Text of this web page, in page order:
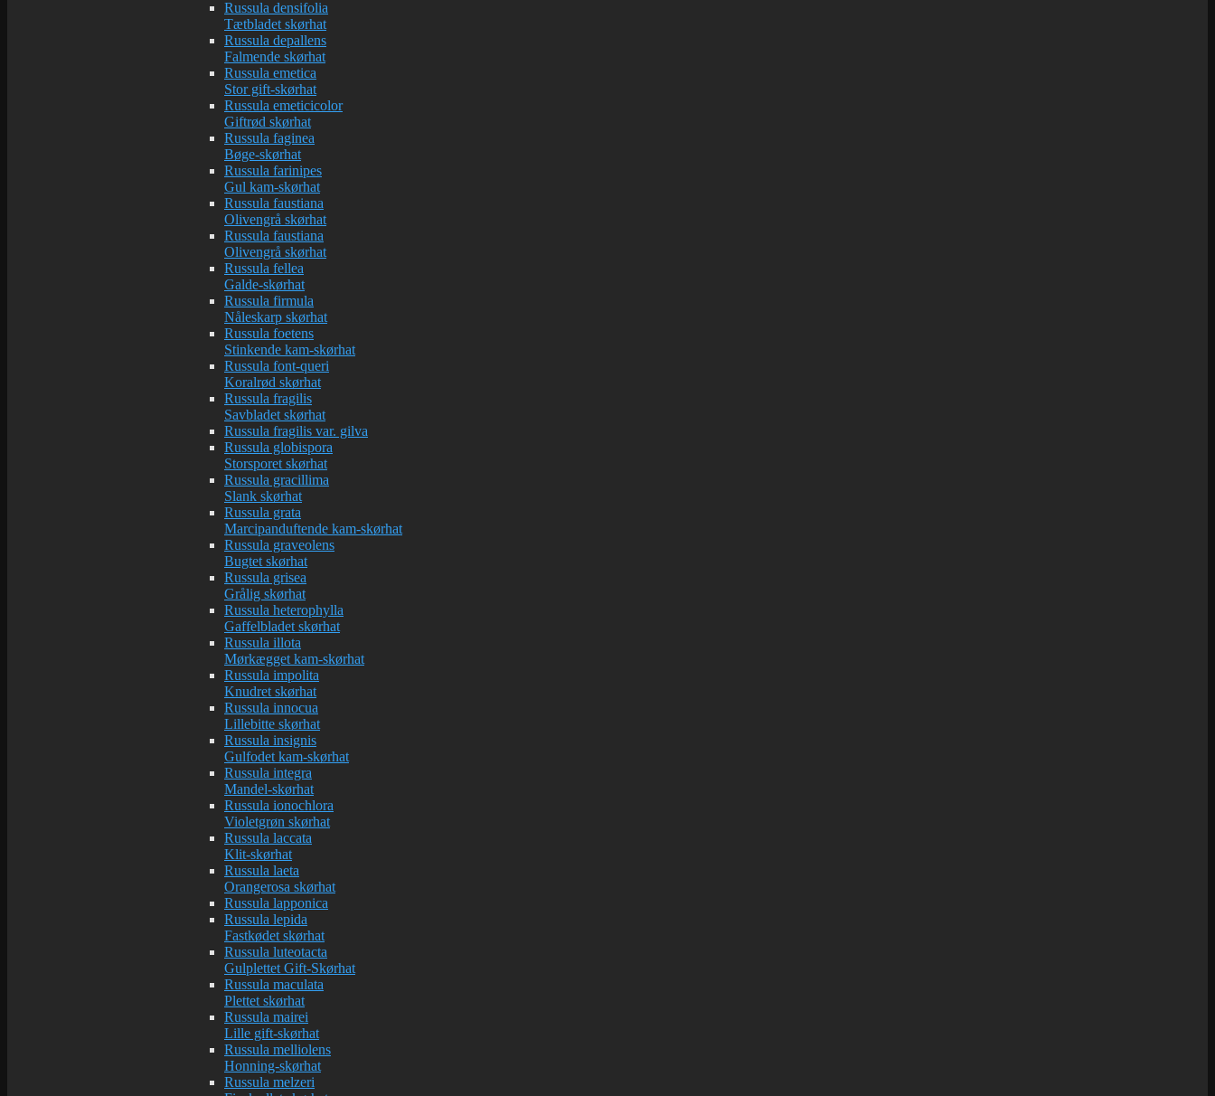
Russula densifolia
Tætbladet skørhat
Russula depallens
Falmende skørhat
Russula emetica
Stor gift-skørhat
Russula emeticicolor
Giftrød skørhat
Russula faginea
Bøge-skørhat
Russula farinipes
Gul kam-skørhat
Russula faustiana
Olivengrå skørhat
Russula faustiana
Olivengrå skørhat
Russula fellea
Galde-skørhat
Russula firmula
Nåleskarp skørhat
Russula foetens
Stinkende kam-skørhat
Russula font-queri
Koralrød skørhat
Russula fragilis
Savbladet skørhat
Russula fragilis var. gilva
Russula globispora
Storsporet skørhat
Russula gracillima
Slank skørhat
Russula grata
Marcipanduftende kam-skørhat
Russula graveolens
Bugtet skørhat
Russula grisea
Grålig skørhat
Russula heterophylla
Gaffelbladet skørhat
Russula illota
Mørkægget kam-skørhat
Russula impolita
Knudret skørhat
Russula innocua
Lillebitte skørhat
Russula insignis
Gulfodet kam-skørhat
Russula integra
Mandel-skørhat
Russula ionochlora
Violetgrøn skørhat
Russula laccata
Klit-skørhat
Russula laeta
Orangerosa skørhat
Russula lapponica
Russula lepida
Fastkødet skørhat
Russula luteotacta
Gulplettet Gift-Skørhat
Russula maculata
Plettet skørhat
Russula mairei
Lille gift-skørhat
Russula melliolens
Honning-skørhat
Russula melzeri